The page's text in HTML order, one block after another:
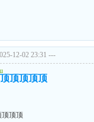
12-02 23:31 ---
u
顶顶顶顶
顶顶顶